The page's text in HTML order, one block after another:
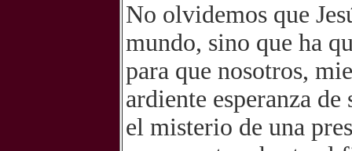
No olvidemos que
mundo, sino que ha
para que nosotros,
ardiente esperanza
el misterio de una